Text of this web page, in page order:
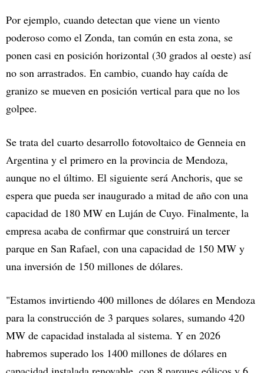
Por ejemplo, cuando detectan que viene un viento
poderoso como el Zonda, tan común en esta zona, se
ponen casi en posición horizontal (30 grados al oeste) así
no son arrastrados. En cambio, cuando hay caída de
granizo se mueven en posición vertical para que no los
golpee.
Se trata del cuarto desarrollo fotovoltaico de Genneia en
Argentina y el primero en la provincia de Mendoza,
aunque no el último. El siguiente será Anchoris, que se
espera que pueda ser inaugurado a mitad de año con una
capacidad de 180 MW en Luján de Cuyo. Finalmente, la
empresa acaba de confirmar que construirá un tercer
parque en San Rafael, con una capacidad de 150 MW y
una inversión de 150 millones de dólares.
"Estamos invirtiendo 400 millones de dólares en Mendoza
para la construcción de 3 parques solares, sumando 420
MW de capacidad instalada al sistema. Y en 2026
habremos superado los 1400 millones de dólares en